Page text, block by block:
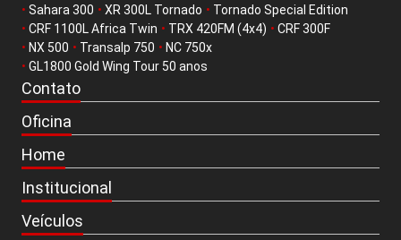
• Sahara 300 • XR 300L Tornado • Tornado Special Edition
• CRF 1100L Africa Twin • TRX 420FM (4x4) • CRF 300F
• NX 500 • Transalp 750 • NC 750x
• GL1800 Gold Wing Tour 50 anos
Contato
Oficina
Home
Institucional
Veículos